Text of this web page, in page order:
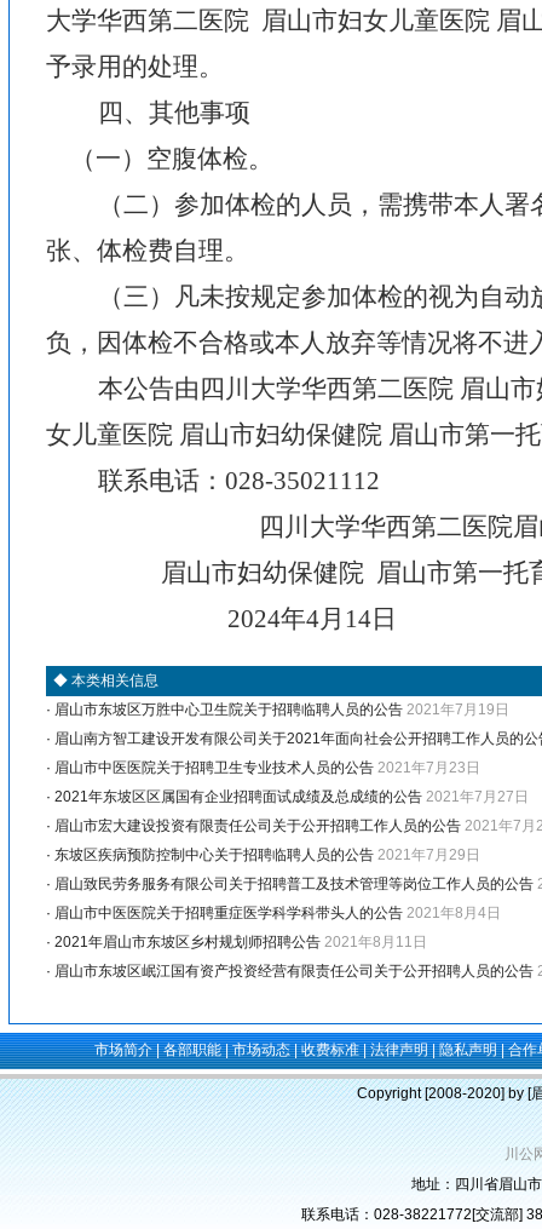
大学华西第二医院 眉山市妇女儿童医院 眉
予录用的处理。
四、其他事项
（一）空腹体检。
（二）参加体检的人员，需携带本人
张、体检费自理。
（三）凡未按规定参加体检的视为自
负，因体检不合格或本人放弃等情况将不进
本公告由四川大学华西第二医院 眉山
女儿童医院 眉山市妇幼保健院 眉山市第一
联系电话： 028-35021112
四川大学华西第二医院
眉山市妇幼保健院 眉山市第一托
2024年4月 14日
◆ 本类相关信息
· 眉山市东坡区万胜中心卫生院关于招聘临聘人员的公告 2021年7月19日
· 眉山南方智工建设开发有限公司关于2021年面向社会公开招聘工作人员的公
· 眉山市中医医院关于招聘卫生专业技术人员的公告 2021年7月23日
· 2021年东坡区区属国有企业招聘面试成绩及总成绩的公告 2021年7月27日
· 眉山市宏大建设投资有限责任公司关于公开招聘工作人员的公告 2021年7月
· 东坡区疾病预防控制中心关于招聘临聘人员的公告 2021年7月29日
· 眉山致民劳务服务有限公司关于招聘普工及技术管理等岗位工作人员的公告
· 眉山市中医医院关于招聘重症医学科学科带头人的公告 2021年8月4日
· 2021年眉山市东坡区乡村规划师招聘公告 2021年8月11日
· 眉山市东坡区岷江国有资产投资经营有限责任公司关于公开招聘人员的公告
市场简介|各部职能|市场动态|收费标准|法律声明|隐私声明|合作
Copyright [2008-2020] by [
川公
地址：四川省眉山
联系电话：028-38221772[交流部]